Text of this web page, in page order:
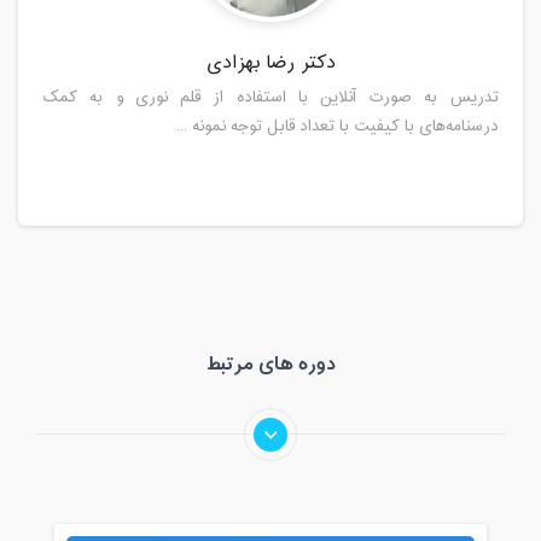
دکتر رضا بهزادی
تدریس به صورت آنلاین با استفاده از قلم نوری و به کمک
درسنامه‌های با کیفیت با تعداد قابل توجه نمونه ...
دوره های مرتبط